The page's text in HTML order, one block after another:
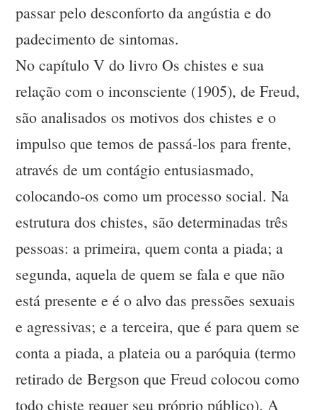
passar pelo desconforto da angústia e do
padecimento de sintomas.
No capítulo V do livro Os chistes e sua
relação com o inconsciente (1905), de Freud,
são analisados os motivos dos chistes e o
impulso que temos de passá-los para frente,
através de um contágio entusiasmado,
colocando-os como um processo social. Na
estrutura dos chistes, são determinadas três
pessoas: a primeira, quem conta a piada; a
segunda, aquela de quem se fala e que não
está presente e é o alvo das pressões sexuais
e agressivas; e a terceira, que é para quem se
conta a piada, a plateia ou a paróquia (termo
retirado de Bergson que Freud colocou como
todo chiste requer seu próprio público). A